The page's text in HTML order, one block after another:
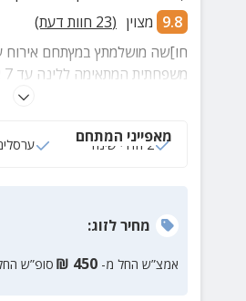
9.8 מצוין (
23 חוות דעת)
אינטימית. בכל אחת מהדירות
מאפייני המתחם
2 חדרי שינה
מחירלזוג:
אמצ”ש החל מ- 450
₪ סופ”ש